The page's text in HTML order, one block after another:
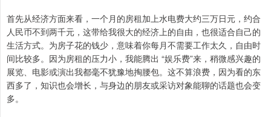
首先从经济方面来看，一个月的房租加上水电费大约三万日元，约合
人民币不到两千元，这带给我很大的经济上的自由，也很适合自己的
生活方式。为房子花的钱少，意味着你每月不需要工作太久，自由时
间比较多。因为房租的压力小，我能腾出 “娱乐费”来，稍微感兴趣的
展览、电影或演出我都毫不犹豫地掏腰包。这不算浪费，因为看的东
西多了，知识也会增长，与身边的朋友或采访对象能聊的话题也会变
多。